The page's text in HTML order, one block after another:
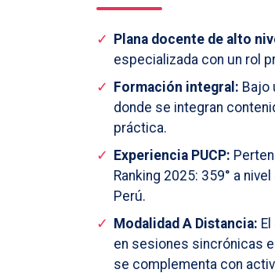
Plana docente de alto
especializada con un rol
Formación integral: Bajo
donde se integran
práctica.
Experiencia PUCP:
Ranking 2025: 359° a
Perú.
Modalidad A Distancia:
en sesiones sincrónicas
se complementa con